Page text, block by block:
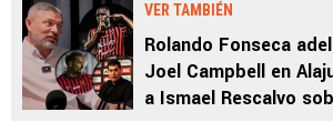
VER TAMBIÉN
Rolando Fonseca
Joel Campbell en
a Ismael Rescalvo